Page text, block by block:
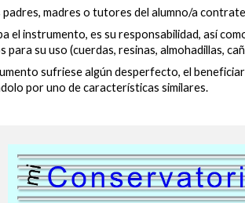
padres, madres o tutores del alumno/a
el instrumento, es su responsabilidad, así
para su uso (cuerdas, resinas, almohadillas,
sufriese algún desperfecto, el
por uno de características similares.